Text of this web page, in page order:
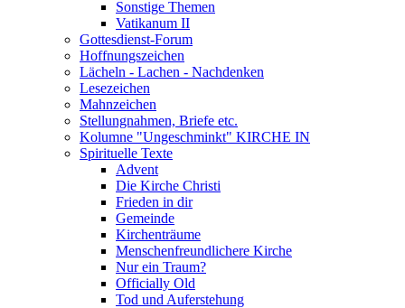
Sonstige Themen
Vatikanum II
Gottesdienst-Forum
Hoffnungszeichen
Lächeln - Lachen - Nachdenken
Lesezeichen
Mahnzeichen
Stellungnahmen, Briefe etc.
Kolumne "Ungeschminkt" KIRCHE IN
Spirituelle Texte
Advent
Die Kirche Christi
Frieden in dir
Gemeinde
Kirchenträume
Menschenfreundlichere Kirche
Nur ein Traum?
Officially Old
Tod und Auferstehung